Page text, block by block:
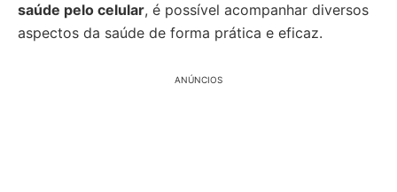
saúde pelo celular, é possível acompanhar diversos
aspectos da saúde de forma prática e eficaz.
ANÚNCIOS